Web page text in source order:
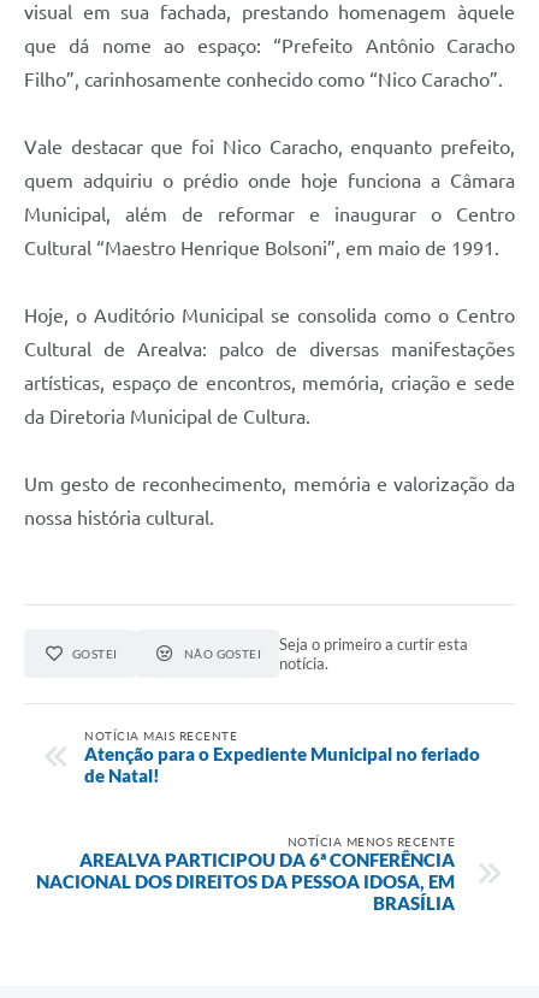
visual em sua fachada, prestando homenagem àquele
que dá nome ao espaço: “Prefeito Antônio Caracho
Filho”, carinhosamente conhecido como “Nico Caracho”.
Vale destacar que foi Nico Caracho, enquanto prefeito,
quem adquiriu o prédio onde hoje funciona a Câmara
Municipal, além de reformar e inaugurar o Centro
Cultural “Maestro Henrique Bolsoni”, em maio de 1991.
Hoje, o Auditório Municipal se consolida como o Centro
Cultural de Arealva: palco de diversas manifestações
artísticas, espaço de encontros, memória, criação e sede
da Diretoria Municipal de Cultura.
Um gesto de reconhecimento, memória e valorização da
nossa história cultural.
GOSTEI NÃO GOSTEI
Seja o primeiro a curtir esta
notícia.
NOTÍCIA MAIS RECENTE
Atenção para o Expediente Municipal no feriado
de Natal!
NOTÍCIA MENOS RECENTE
AREALVA PARTICIPOU DA 6ª CONFERÊNCIA
NACIONAL DOS DIREITOS DA PESSOA IDOSA, EM
BRASÍLIA